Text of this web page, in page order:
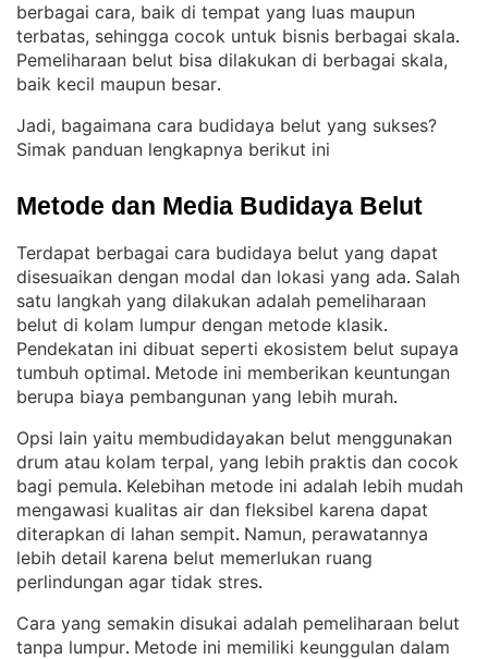
berbagai cara, baik di tempat yang luas maupun
terbatas, sehingga cocok untuk bisnis berbagai skala
Pemeliharaan belut bisa dilakukan di berbagai skala,
baik kecil maupun besar.
Jadi, bagaimana cara budidaya belut yang sukses?
Simak panduan lengkapnya berikut ini
Metode dan Media Budidaya Belut
Terdapat berbagai cara budidaya belut yang dapat
disesuaikan dengan modal dan lokasi yang ada. Salah
satu langkah yang dilakukan adalah pemeliharaan
belut di kolam lumpur dengan metode klasik
Pendekatan ini dibuat seperti ekosistem belut supaya
tumbuh optimal. Metode ini memberikan keuntungan
berupa biaya pembangunan yang lebih murah.
Opsi lain yaitu membudidayakan belut menggunakan
drum atau kolam terpal, yang lebih praktis dan cocok
bagi pemula. Kelebihan metode ini adalah lebih mudah
mengawasi kualitas air dan fleksibel karena dapat
diterapkan di lahan sempit. Namun, perawatannya
lebih detail karena belut memerlukan ruang
perlindungan agar tidak stres.
Cara yang semakin disukai adalah pemeliharaan belut
tanpa lumpur. Metode ini memiliki keunggulan dalam